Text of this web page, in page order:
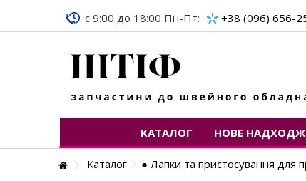
c 9:00 до 18:00 Пн-Пт: +38 (096) 656-
КАТАЛОГ НОВЕ
Каталог ● Лапки та пристосування для